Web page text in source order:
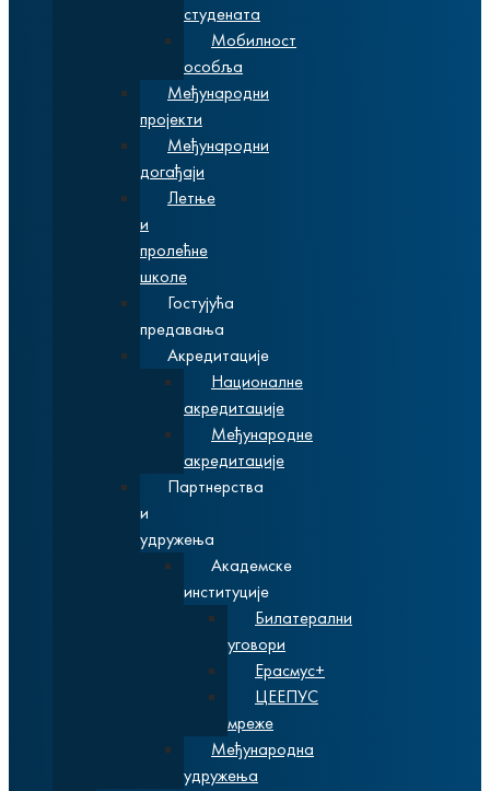
студената
Мобилност
особља
Међународни
пројекти
Међународни
догађаји
Летње
и
пролећне
школе
Гостујућа
предавања
Акредитације
Националне
акредитације
Међународне
акредитације
Партнерства
и
удружења
Академске
институције
Билатерални
уговори
Ерасмус+
ЦЕЕПУС
мреже
Међународна
удружења